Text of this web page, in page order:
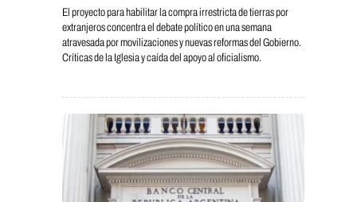
El proyecto para habilitar la compra irrestricta de tierras por
extranjeros concentra el debate político en una semana
atravesada por movilizaciones y nuevas reformas del Gobierno.
Críticas de la Iglesia y caída del apoyo al oficialismo.